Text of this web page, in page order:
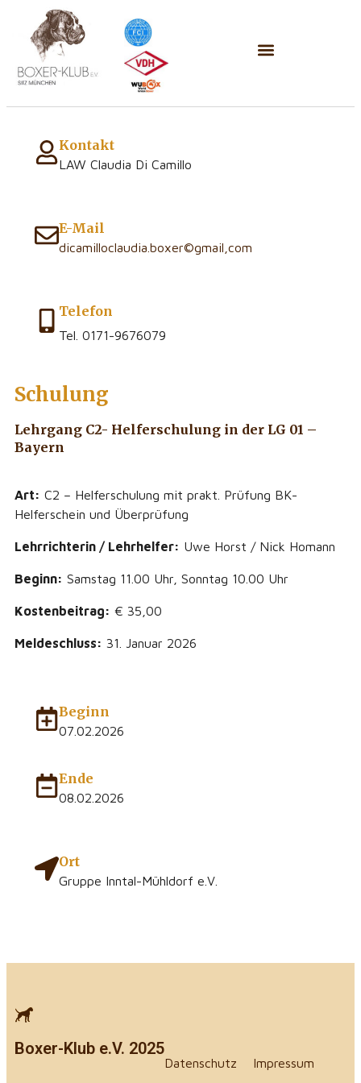
Kontakt
LAW Claudia Di Camillo
E-Mail
dicamilloclaudia.boxer©gmail,com
Telefon
Tel. 0171-9676079
Schulung
Lehrgang C2- Helferschulung in der LG 01 –
Bayern
Art: C2 – Helferschulung mit prakt. Prüfung BK-
Helferschein und Überprüfung
Lehrrichterin / Lehrhelfer: Uwe Horst / Nick Homann
Beginn: Samstag 11.00 Uhr, Sonntag 10.00 Uhr
Kostenbeitrag: € 35,00
Meldeschluss: 31. Januar 2026
Beginn
07.02.2026
Ende
08.02.2026
Ort
Gruppe Inntal-Mühldorf e.V.
Boxer-Klub e.V. 2025
Datenschutz Impressum